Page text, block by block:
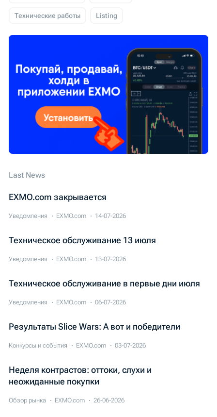
Технические работы Listing
EXMO Крипто Новости Обзор новостей
EXMO App Торги
Мероприятия Технічні роботи Delisting
Безопасность Giveaway SEPA EXMO Margin
Вывод Cardano (ADA)
Last News
EXMO.com закрывается
Уведомления EXMO.com 14-07-2026
Техническое обслуживание 13 июля
Уведомления EXMO.com 13-07-2026
Техническое обслуживание в первые дни июля
Уведомления EXMO.com 06-07-2026
Результаты Slice Wars: А вот и победители
Конкурсы и события EXMO.com 03-07-2026
Неделя контрастов: оттоки, слухи и
неожиданные покупки
Обзор рынка EXMO.com 26-06-2026